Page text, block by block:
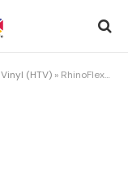
(HTV) » RhinoFlex PU